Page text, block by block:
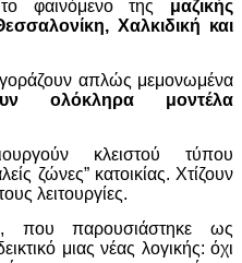
φαινόμενο της μαζικής
Χαλκιδική και
απλώς μεμονωμένα
ολόκληρα μοντέλα
κλειστού τύπου
ζώνες” κατοικίας. Χτίζουν
λειτουργίες.
, που παρουσιάστηκε ως
μιας νέας λογικής: όχι